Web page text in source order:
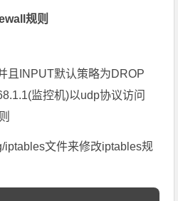
规则
且INPUT默认策略为DROP
监控机)以udp协议访问
iptables文件来修改iptables规